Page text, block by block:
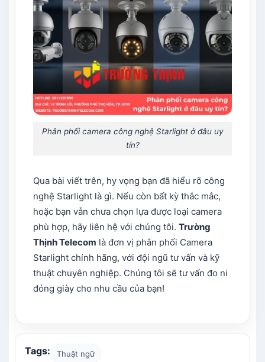
Phân phối camera công nghệ Starlight ở đâu uy
tín?
Qua bài viết trên, hy vọng bạn đã hiểu rõ công
nghệ Starlight là gì. Nếu còn bất kỳ thắc mắc,
hoặc bạn vẫn chưa chọn lựa được loại camera
phù hợp, hãy liên hệ với chúng tôi. Trường
Thịnh Telecom là đơn vị phân phối Camera
Starlight chính hãng, với đội ngũ tư vấn và kỹ
thuật chuyên nghiệp. Chúng tôi sẽ tư vấn đo ni
đóng giày cho nhu cầu của bạn!
Tags: Thuật ngữ